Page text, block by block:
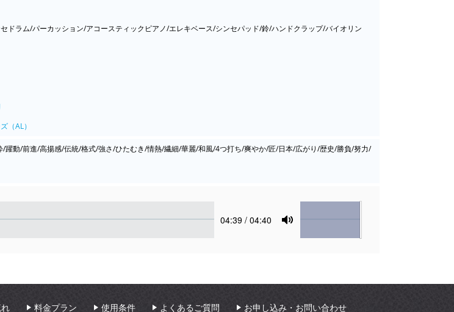
ドラム/パーカッション/アコースティックピアノ/エレキベース/シンセパッド/鈴/ハンドクラップ/バイオリン
（AL）
躍動/前進/高揚感/伝統/格式/強さ/ひたむき/情熱/繊細/華麗/和風/4つ打ち/爽やか/匠/日本/広がり/歴史/勝負/努力/
Current
04:39 / 04:40
Mute
Volume
料金プラン 使用条件 よくあるご質問 お申し込み・お問い合わせ